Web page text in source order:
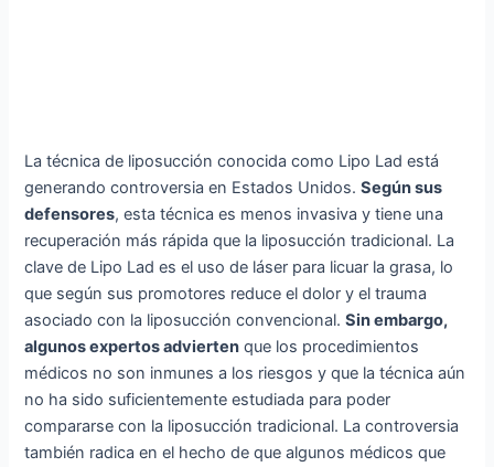
La técnica de liposucción conocida como Lipo Lad está
generando controversia en Estados Unidos.Según sus
defensores, esta técnica es menos invasiva y tiene una
recuperación más rápida que la liposucción tradicional. La
clave de Lipo Lad es el uso de láser para licuar la grasa, lo
que según sus promotores reduce el dolor y el trauma
asociado con la liposucción convencional.Sin embargo,
algunos expertos advierten que los procedimientos
médicos no son inmunes a los riesgos y que la técnica aún
no ha sido suficientemente estudiada para poder
compararse con la liposucción tradicional. La controversia
también radica en el hecho de que algunos médicos que